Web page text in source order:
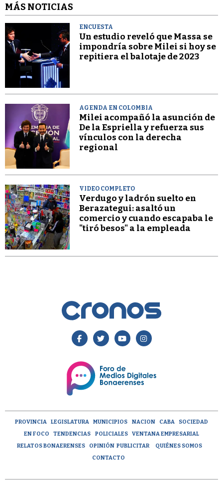
MÁS NOTICIAS
ENCUESTA
Un estudio reveló que Massa se
impondría sobre Milei si hoy se
repitiera el balotaje de 2023
AGENDA EN COLOMBIA
Milei acompañó la asunción de
De la Espriella y refuerza sus
vínculos con la derecha
regional
VIDEO COMPLETO
Verdugo y ladrón suelto en
Berazategui: asaltó un
comercio y cuando escapaba le
"tiró besos" a la empleada
PROVINCIA LEGISLATURA MUNICIPIOS NACION CABA
SOCIEDAD
EN FOCO
TENDENCIAS POLICIALES
VENTANA EMPRESARIAL
RELATOS BONAERENSES
OPINIÓN PUBLICITAR
QUIÉNES SOMOS
CONTACTO